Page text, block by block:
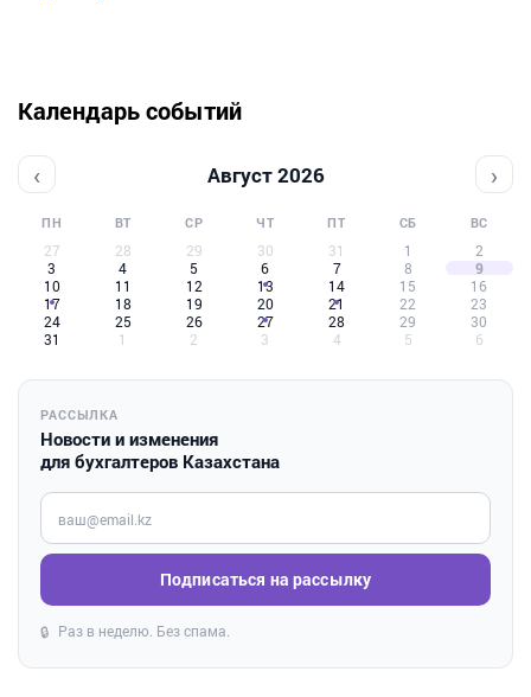
Календарь событий
‹ Август 2026 ›
ПН ВТ СР ЧТ ПТ СБ ВС
27 28 29 30 31 1
2
3
4 5 6 7 8
9
10
11 12 13 14 15
16
17
18 19 20 21 22
23
24
25 26 27 28 29
30
31
1 2 3 4 5 6
РАССЫЛКА
Новости и изменения
для бухгалтеров Казахстана
Введите ваш e-mail
Подписаться на рассылку
🔒 Раз в неделю. Без спама.